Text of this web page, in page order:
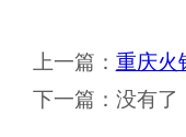
上一篇： 重庆火
下一篇：没有了